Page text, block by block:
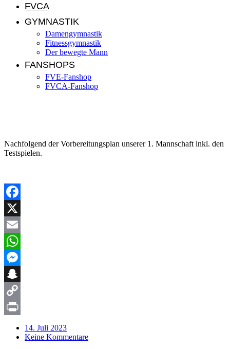
FVCA
GYMNASTIK
Damengymnastik
Fitnessgymnastik
Der bewegte Mann
FANSHOPS
FVE-Fanshop
FVCA-Fanshop
Nachfolgend der Vorbereitungsplan unserer 1. Mannschaft inkl. den
Testspielen.
Facebook
X
Email
WhatsApp
Messenger
Snapchat
Copy
14. Juli 2023
Keine Kommentare